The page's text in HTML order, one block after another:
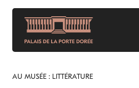
Aller
contenu
principal
AU MUSÉE : LITTÉRATURE